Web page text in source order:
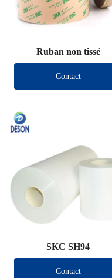
Ruban non tissé
Contact
SKC SH94
Contact